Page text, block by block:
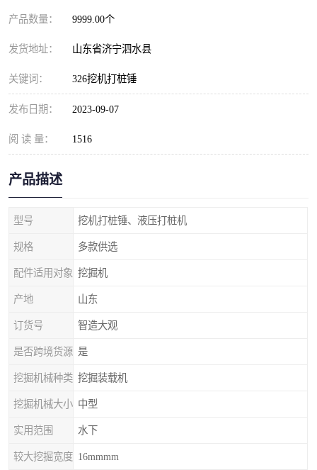
产品数量： 9999.00个
发货地址： 山东省济宁泗水县
关键词： 326挖机打桩锤
发布日期： 2023-09-07
阅 读 量： 1516
产品描述
型号 挖机打桩锤、液压打桩机
规格 多款供选
配件适用对象 挖掘机
产地 山东
订货号 智造大观
是否跨境货源 是
挖掘机械种类 挖掘装载机
挖掘机械大小 中型
实用范围 水下
较大挖掘宽度 16mmmm
挖掘机破碎斗